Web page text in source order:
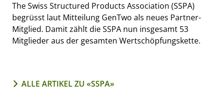
The Swiss Structured Products Association (SSPA)
begrüsst laut Mitteilung GenTwo als neues Partner-
Mitglied. Damit zählt die SSPA nun insgesamt 53
Mitglieder aus der gesamten Wertschöpfungskette.
ALLE ARTIKEL ZU «SSPA»